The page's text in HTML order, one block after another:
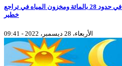
وزارة الفلاحة: نسبة إمتلاء السدود في حدود 28 بالمائة ومخزون المياه في تراجع
خطير
الأربعاء، 28 ديسمبر، 2022 - 09:41